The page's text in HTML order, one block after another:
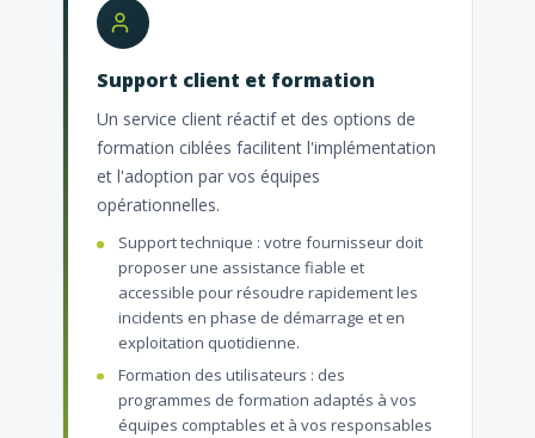
Support client et formation
Un service client réactif et des options de
formation ciblées facilitent l'implémentation
et l'adoption par vos équipes
opérationnelles.
Support technique : votre fournisseur doit
proposer une assistance fiable et
accessible pour résoudre rapidement les
incidents en phase de démarrage et en
exploitation quotidienne.
Formation des utilisateurs : des
programmes de formation adaptés à vos
équipes comptables et à vos responsables